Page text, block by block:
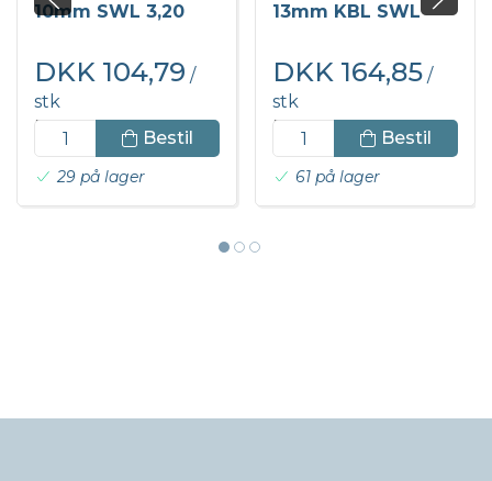
10mm SWL 3,20
DKK 104,79 /
stk
DKK 130,99 inkl. moms
Bestil
29 på lager
13mm KBL SWL
DKK 164,85 /
stk
DKK 206,06 inkl. moms
Bestil
61 på lager